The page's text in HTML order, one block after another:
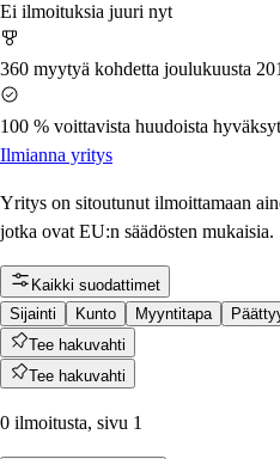
Ei ilmoituksia juuri nyt
360 myytyä kohdetta joulukuusta
100 % voittavista huudoista
Ilmianna yritys
Yritys on sitoutunut ilmoittamaan
jotka ovat EU:n säädösten mukaisia.
Kaikki suodattimet
Sijainti
Kunto Myyntitapa
Tee hakuvahti
Tee hakuvahti
0 ilmoitusta, sivu 1